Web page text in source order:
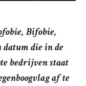
Bifobie,
datum die in de
bedrijven staat
af te